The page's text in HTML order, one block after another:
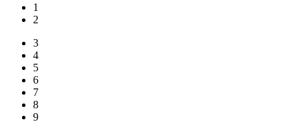
1
2
3
4
5
6
7
8
9